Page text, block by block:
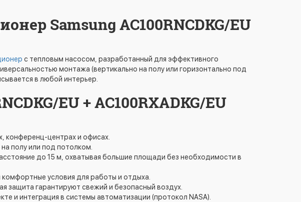
Samsung AC100RNCDKG/EU
с тепловым насосом, разработанный для эффективного
монтажа (вертикально на полу или горизонтально под
в любой интерьер.
EU + AC100RXADKG/EU
конференц-центрах и офисах.
полу или под потолком.
до 15 м, охватывая большие площади без необходимости в
условия для работы и отдыха.
защита гарантируют свежий и безопасный воздух.
и интеграция в системы автоматизации (протокол NASA).